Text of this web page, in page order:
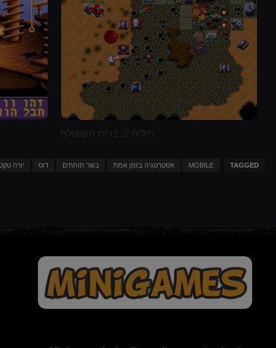
TAGGED
MOBILE אסטרטגיה בזמן אמת בשר תותחים דוס יורה